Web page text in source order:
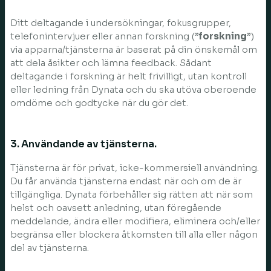
Ditt deltagande i undersökningar, fokusgrupper,
telefonintervjuer eller annan forskning (”forskning”)
via apparna/tjänsterna är baserat på din önskemål om
att dela åsikter och lämna feedback. Sådant
deltagande i forskning är helt frivilligt, utan kontroll
eller ledning från Dynata och du ska utöva oberoende
omdöme och godtycke när du gör det.
3. Användande av tjänsterna.
Tjänsterna är för privat, icke-kommersiell användning.
Du får använda tjänsterna endast när och om de är
tillgängliga. Dynata förbehåller sig rätten att när som
helst och oavsett anledning, utan föregående
meddelande, ändra eller modifiera, eliminera och/eller
begränsa eller blockera åtkomsten till alla eller någon
del av tjänsterna.